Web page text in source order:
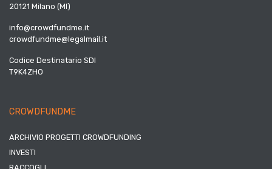
20121 Milano (MI)
info@crowdfundme.it
crowdfundme@legalmail.it
Codice Destinatario SDI
T9K4ZHO
CROWDFUNDME
ARCHIVIO PROGETTI CROWDFUNDING
INVESTI